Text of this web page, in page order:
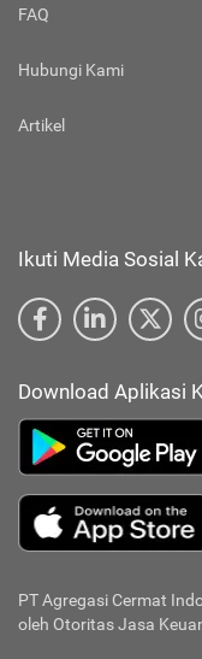
FAQ
Hubungi Kami
Artikel
Ikuti Media Sosial
Download Aplikasi
PT Agregasi Cermat
oleh Otoritas Jasa